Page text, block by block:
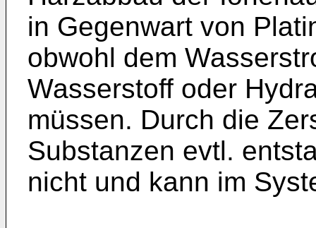
in Gegenwart von
obwohl dem
Wasserstoff oder
müssen. Durch die
Substanzen evtl.
nicht und kann im